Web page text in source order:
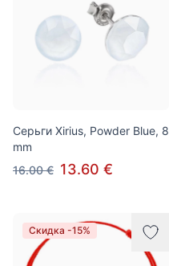
Серьги Xirius, Powder Blue, 8
mm
16.00 € 13.60 €
Скидка -15%